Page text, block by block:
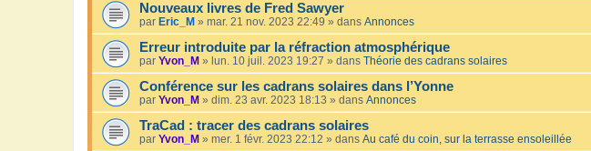
Nouveaux livres de Fred Sawyer
par Eric_M » mar. 21 nov. 2023 22:49 » dans Annonces
Erreur introduite par la réfraction atmosphérique
par Yvon_M » lun. 10 juil. 2023 19:27 » dans Théorie des cadrans solaires
Conférence sur les cadrans solaires dans l’Yonne
par Yvon_M » dim. 23 avr. 2023 18:13 » dans Annonces
TraCad : tracer des cadrans solaires
par Yvon_M » mer. 1 févr. 2023 22:12 » dans Au café du coin, sur la terrasse ensoleillée